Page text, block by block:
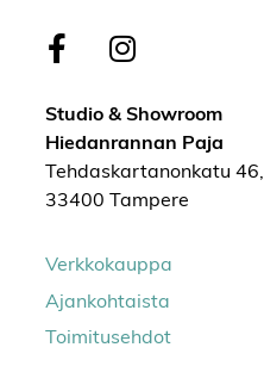
Studio & Showroom
Hiedanrannan Paja
Tehdaskartanonkatu 46,
33400 Tampere
Verkkokauppa
Ajankohtaista
Toimitusehdot